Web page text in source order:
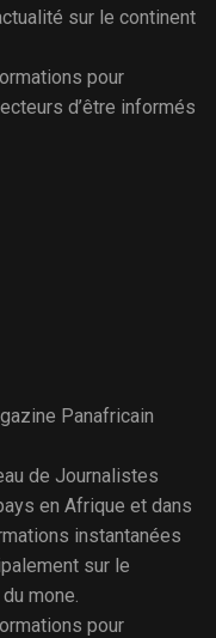
sur le continent
pour
d’être informés
Panafricain
de Journalistes
en Afrique et dans
instantanées
sur le
mone.
pour